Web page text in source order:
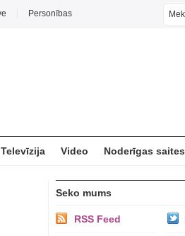
Personības
Televīzija Video Noderīgas saites
Seko mums
RSS Feed